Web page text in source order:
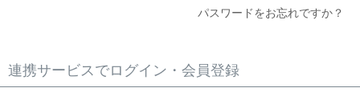
パスワードをお忘れですか？
連携サービスでログイン・会員登録